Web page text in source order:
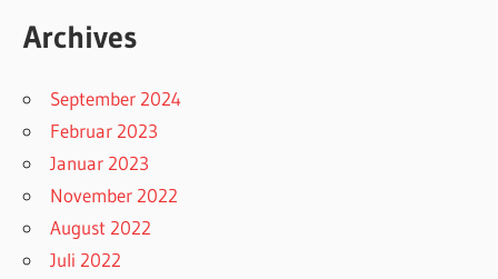
Archives
September 2024
Februar 2023
Januar 2023
November 2022
August 2022
Juli 2022